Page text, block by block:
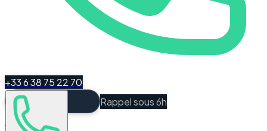
+33 6 38 75 22 70
Rappel sous 6h
Espace Client